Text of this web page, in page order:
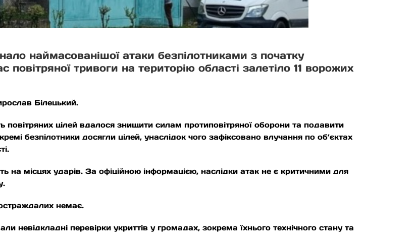
наймасованішої атаки безпілотниками з початку
тривоги на територію області залетіло 11 ворожих
Білецький.
повітряних цілей вдалося знищити силам протиповітряної оборони та подавити
безпілотники досягли цілей, унаслідок чого зафіксовано влучання по об’єктах
на місцях ударів. За офіційною інформацією, наслідки атак не є критичними для
немає.
невідкладні перевірки укриттів у громадах, зокрема їхнього технічного стану та